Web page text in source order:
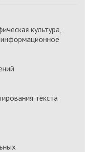
культура,
текста